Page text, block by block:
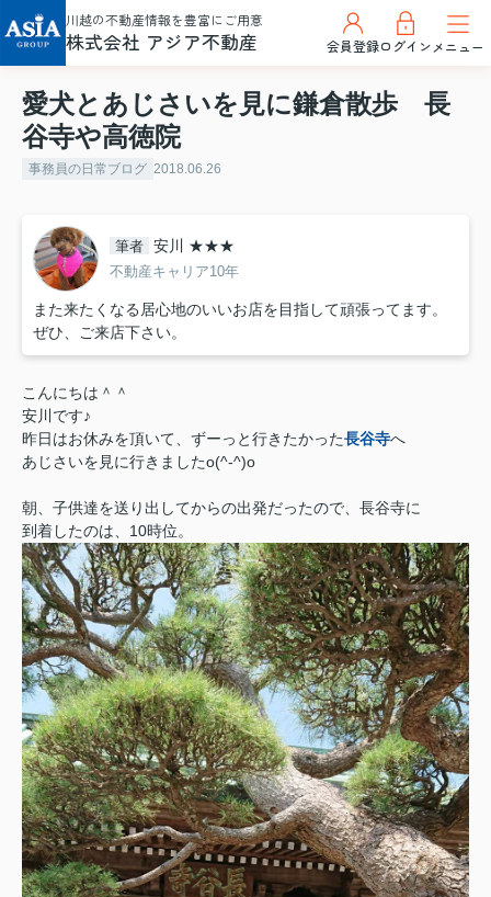
川越の不動産情報を豊富にご用意
株式会社 アジア不動産 会員登録ログインメニュー
愛犬とあじさいを見に鎌倉散歩 長
谷寺や高徳院
事務員の日常ブログ 2018.06.26
筆者 安川 ★★★
不動産キャリア10年
また来たくなる居心地のいいお店を目指して頑張ってます。
ぜひ、ご来店下さい。
こんにちは＾＾
安川です♪
昨日はお休みを頂いて、ずーっと行きたかった長谷寺へ
あじさいを見に行きましたo(^-^)o
朝、子供達を送り出してからの出発だったので、長谷寺に
到着したのは、10時位。